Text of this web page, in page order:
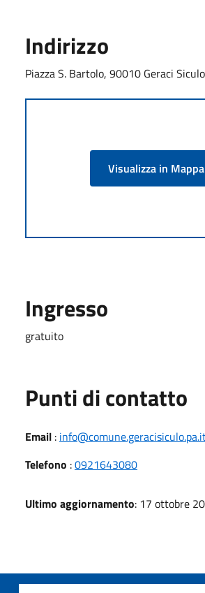
Indirizzo
Piazza S. Bartolo, 90010 Geraci
Visualizza in Mappa
Ingresso
gratuito
Punti di contatto
Email :
Telefono :0921643080
Ultimo aggiornamento: 17 ottobre